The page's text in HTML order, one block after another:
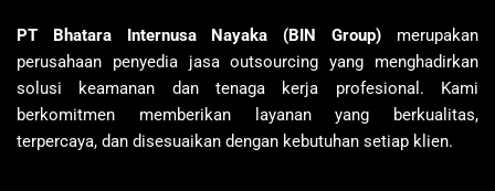
PT Bhatara Internusa Nayaka (BIN Group) merupakan
perusahaan penyedia jasa outsourcing yang menghadirkan
solusi keamanan dan tenaga kerja profesional. Kami
berkomitmen memberikan layanan yang berkualitas,
terpercaya, dan disesuaikan dengan kebutuhan setiap klien.